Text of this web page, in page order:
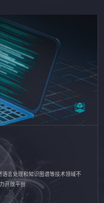
言处理和知识图谱等技术领域不
开放平台